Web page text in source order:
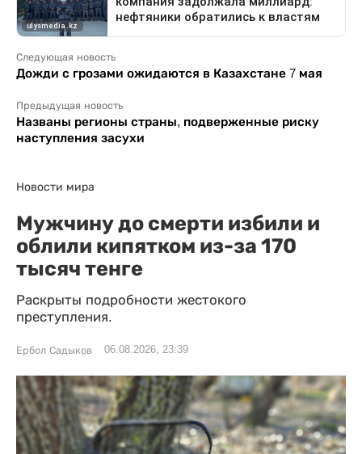
Следующая новость
Дожди с грозами ожидаются в Казахстане 7 мая
Предыдущая новость
Названы регионы страны, подверженные риску
наступления засухи
Новости мира
Мужчину до смерти избили и
облили кипятком из-за 170
тысяч тенге
Раскрыты подробности жестокого
преступления.
Ербол Садыков 06.08.2026, 23:39